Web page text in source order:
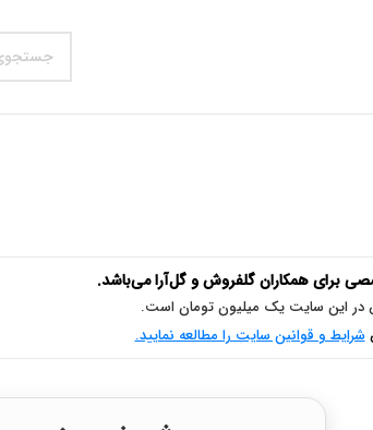
برای همکاران گلفروش و گل‌آرا می‌باشد.
در این سایت یک میلیون تومان است.
شرایط و قوانین سایت را مطالعه نمایید.